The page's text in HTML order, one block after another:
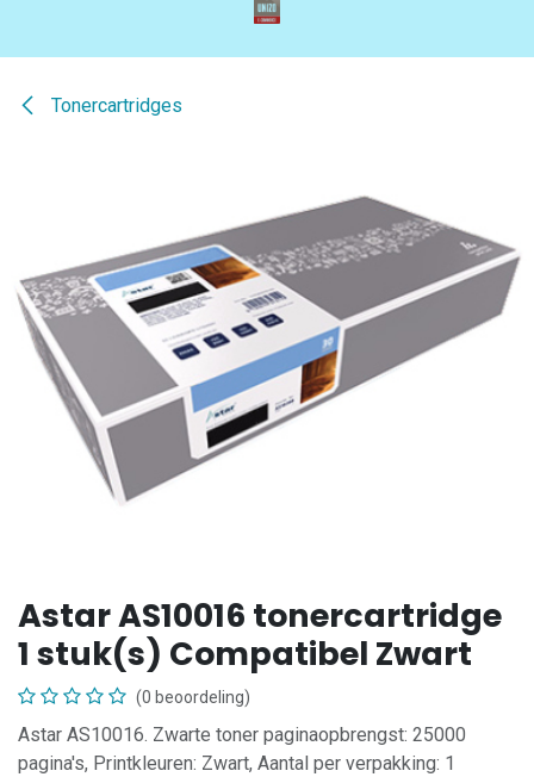
Tonercartridges
Astar AS10016 tonercartridge
1 stuk(s) Compatibel Zwart
(0 beoordeling)
Astar AS10016. Zwarte toner paginaopbrengst: 25000
pagina's, Printkleuren: Zwart, Aantal per verpakking: 1